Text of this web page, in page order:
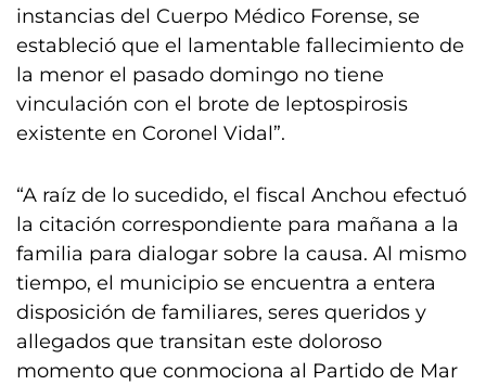
instancias del Cuerpo Médico Forense, se
estableció que el lamentable fallecimiento de
la menor el pasado domingo no tiene
vinculación con el brote de leptospirosis
existente en Coronel Vidal”.
“A raíz de lo sucedido, el fiscal Anchou efectuó
la citación correspondiente para mañana a la
familia para dialogar sobre la causa. Al mismo
tiempo, el municipio se encuentra a entera
disposición de familiares, seres queridos y
allegados que transitan este doloroso
momento que conmociona al Partido de Mar